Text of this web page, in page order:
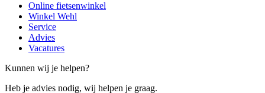
Online fietsenwinkel
Winkel Wehl
Service
Advies
Vacatures
Kunnen wij je helpen?
Heb je advies nodig, wij helpen je graag.